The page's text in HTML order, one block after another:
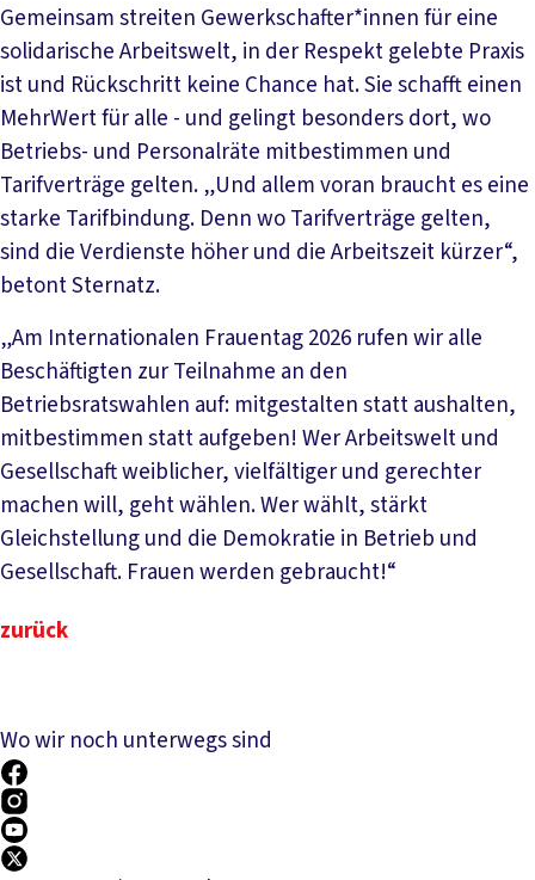
Gemeinsam streiten Gewerkschafter*innen für eine
solidarische Arbeitswelt, in der Respekt gelebte Praxis
ist und Rückschritt keine Chance hat. Sie schafft einen
MehrWert für alle - und gelingt besonders dort, wo
Betriebs- und Personalräte mitbestimmen und
Tarifverträge gelten. „Und allem voran braucht es eine
starke Tarifbindung. Denn wo Tarifverträge gelten,
sind die Verdienste höher und die Arbeitszeit kürzer“,
betont Sternatz.
„Am Internationalen Frauentag 2026 rufen wir alle
Beschäftigten zur Teilnahme an den
Betriebsratswahlen auf: mitgestalten statt aushalten,
mitbestimmen statt aufgeben! Wer Arbeitswelt und
Gesellschaft weiblicher, vielfältiger und gerechter
machen will, geht wählen. Wer wählt, stärkt
Gleichstellung und die Demokratie in Betrieb und
Gesellschaft. Frauen werden gebraucht!“
zurück
Wo wir noch unterwegs sind